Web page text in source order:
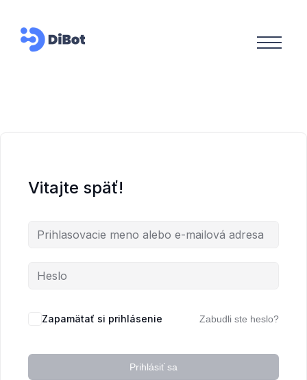
Vitajte späť!
Zapamätať si prihlásenie Zabudli ste heslo?
Prihlásiť sa